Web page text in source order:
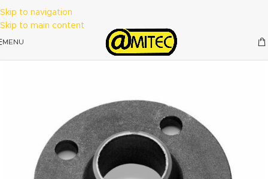
Skip to navigation
Skip to main content
MENU